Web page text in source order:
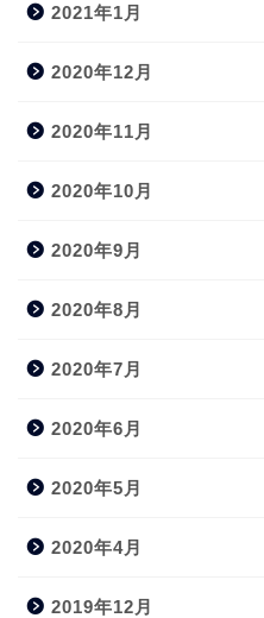
2021年1月
2020年12月
2020年11月
2020年10月
2020年9月
2020年8月
2020年7月
2020年6月
2020年5月
2020年4月
2019年12月